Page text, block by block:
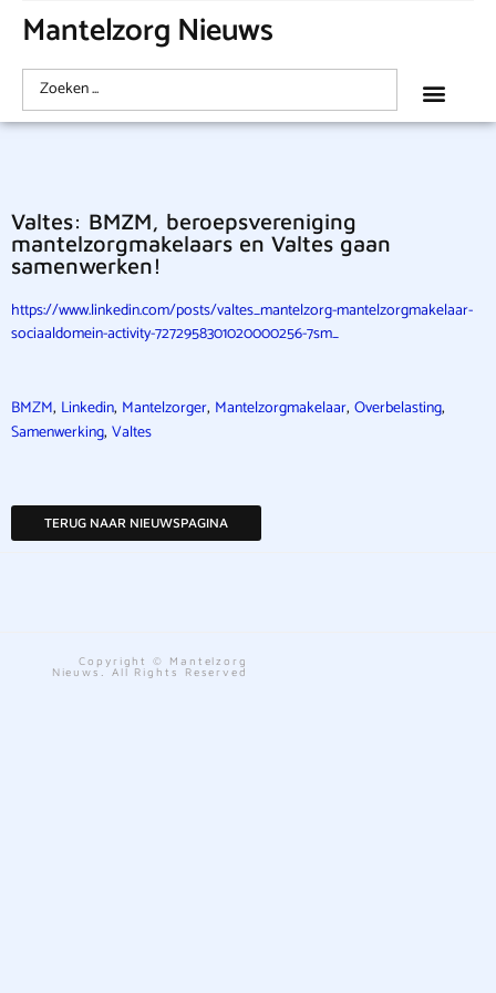
Mantelzorg Nieuws
Valtes: BMZM, beroepsvereniging
mantelzorgmakelaars en Valtes gaan
samenwerken!
https://www.linkedin.com/posts/valtes_mantelzorg-mantelzorgmakelaar-
sociaaldomein-activity-7272958301020000256-7sm_
BMZM, Linkedin, Mantelzorger, Mantelzorgmakelaar, Overbelasting,
Samenwerking, Valtes
TERUG NAAR NIEUWSPAGINA
Copyright © Mantelzorg
Nieuws. All Rights Reserved